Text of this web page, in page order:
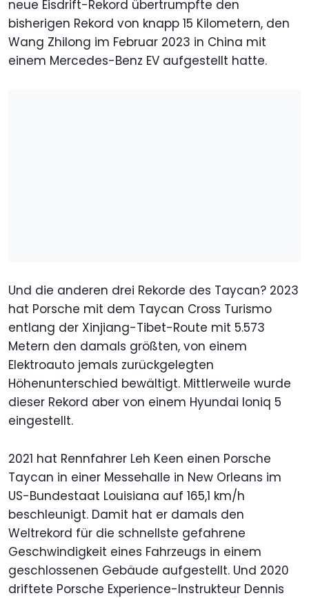
neue Eisdrift-Rekord übertrumpfte den
bisherigen Rekord von knapp 15 Kilometern, den
Wang Zhilong im Februar 2023 in China mit
einem Mercedes-Benz EV aufgestellt hatte.
Und die anderen drei Rekorde des Taycan? 2023
hat Porsche mit dem Taycan Cross Turismo
entlang der Xinjiang-Tibet-Route mit 5.573
Metern den damals größten, von einem
Elektroauto jemals zurückgelegten
Höhenunterschied bewältigt. Mittlerweile wurde
dieser Rekord aber von einem Hyundai Ioniq 5
eingestellt.
2021 hat Rennfahrer Leh Keen einen Porsche
Taycan in einer Messehalle in New Orleans im
US-Bundestaat Louisiana auf 165,1 km/h
beschleunigt. Damit hat er damals den
Weltrekord für die schnellste gefahrene
Geschwindigkeit eines Fahrzeugs in einem
geschlossenen Gebäude aufgestellt. Und 2020
driftete Porsche Experience-Instrukteur Dennis